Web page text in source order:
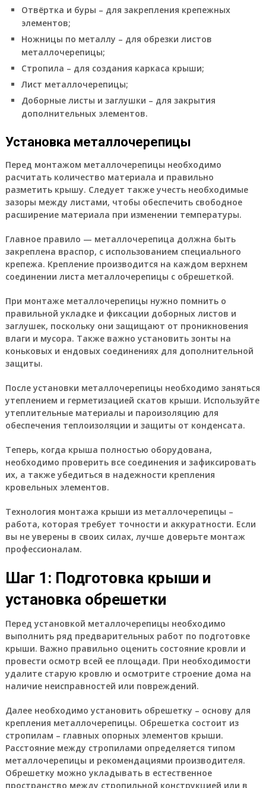
Отвёртка и буры – для закрепления крепежных
элементов;
Ножницы по металлу – для обрезки листов
металлочерепицы;
Стропила – для создания каркаса крыши;
Лист металлочерепицы;
Доборные листы и заглушки – для закрытия
дополнительных элементов.
Установка металлочерепицы
Перед монтажом металлочерепицы необходимо
расчитать количество материала и правильно
разметить крышу. Следует также учесть необходимые
зазоры между листами, чтобы обеспечить свободное
расширение материала при изменении температуры.
Главное правило — металлочерепица должна быть
закреплена враспор, с использованием специального
крепежа. Крепление производится на каждом верхнем
соединении листа металлочерепицы с обрешеткой.
При монтаже металлочерепицы нужно помнить о
правильной укладке и фиксации доборных листов и
заглушек, поскольку они защищают от проникновения
влаги и мусора. Также важно установить зонты на
коньковых и ендовых соединениях для дополнительной
защиты.
После установки металлочерепицы необходимо заняться
утеплением и герметизацией скатов крыши. Используйте
утеплительные материалы и пароизоляцию для
обеспечения теплоизоляции и защиты от конденсата.
Теперь, когда крыша полностью оборудована,
необходимо проверить все соединения и зафиксировать
их, а также убедиться в надежности крепления
кровельных элементов.
Технология монтажа крыши из металлочерепицы –
работа, которая требует точности и аккуратности. Если
вы не уверены в своих силах, лучше доверьте монтаж
профессионалам.
Шаг 1: Подготовка крыши и
установка обрешетки
Перед установкой металлочерепицы необходимо
выполнить ряд предварительных работ по подготовке
крыши. Важно правильно оценить состояние кровли и
провести осмотр всей ее площади. При необходимости
удалите старую кровлю и осмотрите строение дома на
наличие неисправностей или повреждений.
Далее необходимо установить обрешетку – основу для
крепления металлочерепицы. Обрешетка состоит из
стропилам – главных опорных элементов крыши.
Расстояние между стропилами определяется типом
металлочерепицы и рекомендациями производителя.
Обрешетку можно укладывать в естественное
пространство между стропильной конструкцией или в